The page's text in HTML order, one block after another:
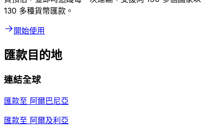
130 多種貨幣匯款。
開始使用
匯款目的地
連結全球
匯款至 阿爾巴尼亞
匯款至 阿爾及利亞